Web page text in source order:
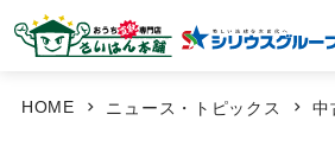
HOME ニュース・トピックス 中